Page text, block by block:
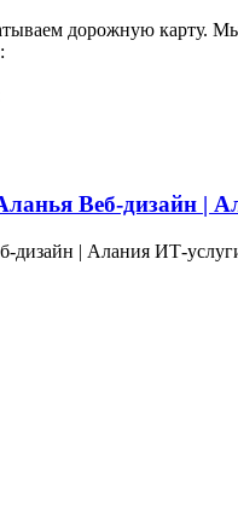
дорожную карту.
Веб-дизайн |
дизайн | Алания ИТ-